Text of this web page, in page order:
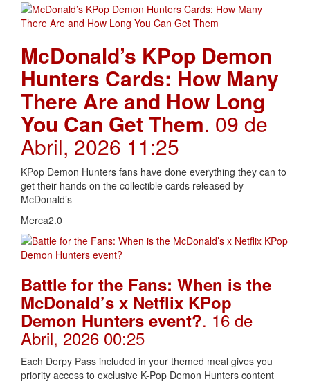
McDonald’s KPop Demon
Hunters Cards: How Many
There Are and How Long
You Can Get Them. 09 de
Abril, 2026 11:25
KPop Demon Hunters fans have done everything they can to
get their hands on the collectible cards released by
McDonald’s
Merca2.0
Battle for the Fans: When is the
McDonald’s x Netflix KPop
Demon Hunters event?. 16 de
Abril, 2026 00:25
Each Derpy Pass included in your themed meal gives you
priority access to exclusive K-Pop Demon Hunters content